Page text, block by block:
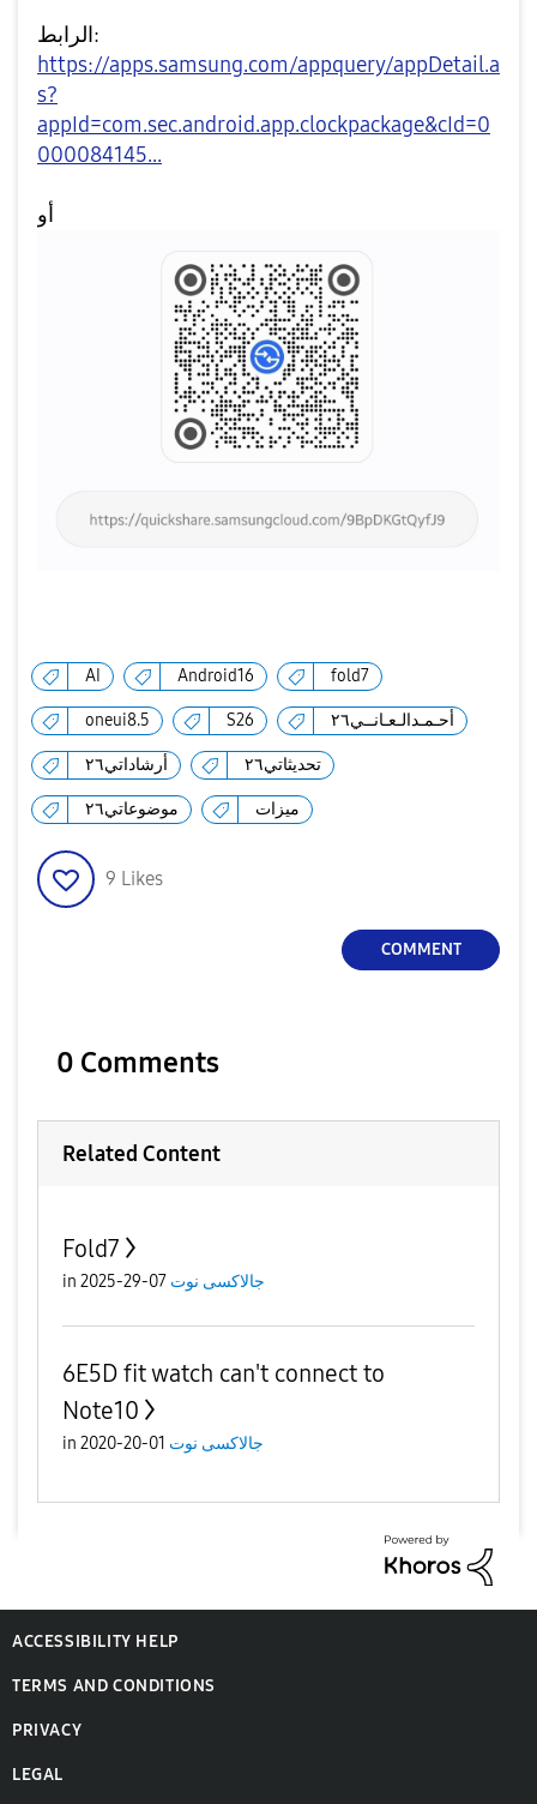
الرابط:
https://apps.samsung.com/appquery/appDetail.a
s?
appId=com.sec.android.app.clockpackage&cId=0
000084145...
أو
AI Android16 fold7
oneui8.5 S26 أحـمـدالـعـانــي٢٦
أرشاداتي٢٦ تحديثاتي٢٦
موضوعاتي٢٦ ميزات
9 Likes
COMMENT
0 Comments
Related Content
Fold7
in جالاكسى نوت 07-29-2025
6E5D fit watch can't connect to
Note10
in جالاكسى نوت 01-20-2020
ACCESSIBILITY HELP
TERMS AND CONDITIONS
PRIVACY
LEGAL